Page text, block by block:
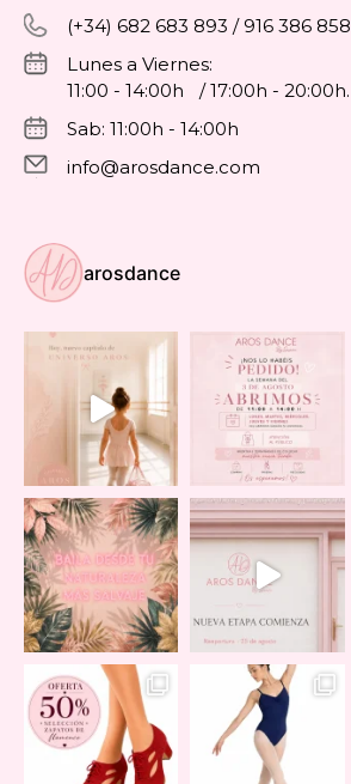
(+34) 682 683 893 / 916 386 858
Lunes a Viernes:
11:00 - 14:00h / 17:00h - 20:00h.
Sab: 11:00h - 14:00h
info@arosdance.com
arosdance